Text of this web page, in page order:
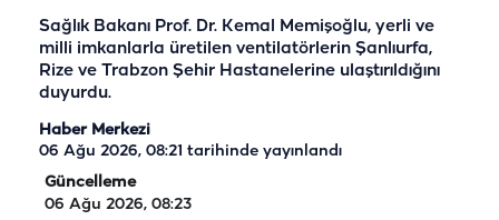
Sağlık Bakanı Prof. Dr. Kemal Memişoğlu, yerli ve
milli imkanlarla üretilen ventilatörlerin Şanlıurfa,
Rize ve Trabzon Şehir Hastanelerine ulaştırıldığını
duyurdu.
Haber Merkezi
06 Ağu 2026, 08:21 tarihinde yayınlandı
Güncelleme
06 Ağu 2026, 08:23